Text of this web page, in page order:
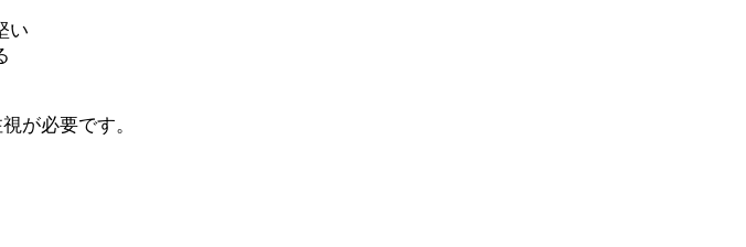
い
が必要です。